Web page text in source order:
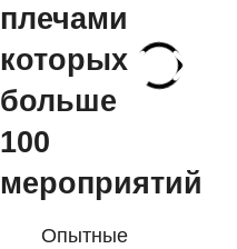
плечами
которых
больше
100
мероприятий
Опытные